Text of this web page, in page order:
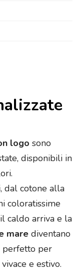
logo sono
disponibili in
dal cotone alla
coloratissime
caldo arriva e la
mare diventano
perfetto per
e estivo.